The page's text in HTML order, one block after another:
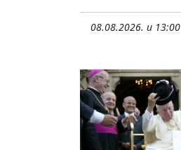
08.08.2026. u 13:00